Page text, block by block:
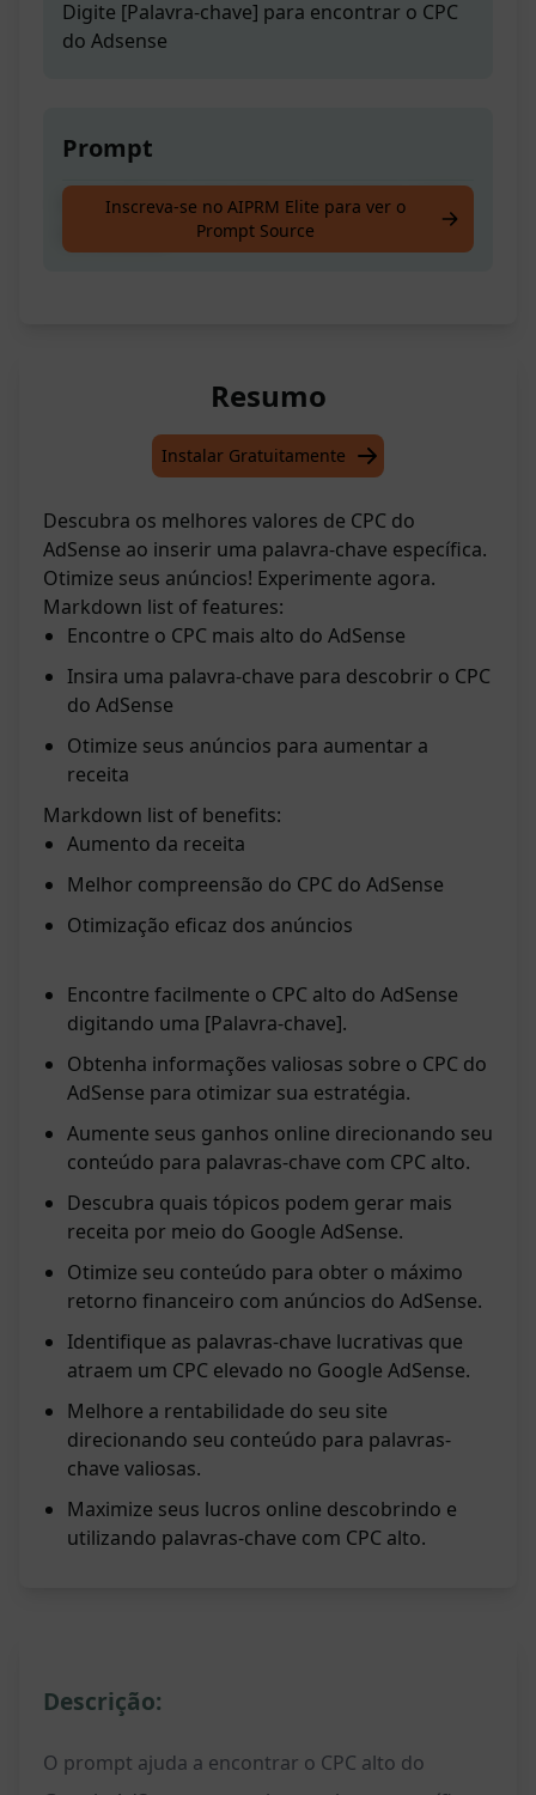
Digite [Palavra-chave] para encontrar o CPC
do Adsense
Prompt
Digite [Palavra-chave] para encontrar o CPC
Inscreva-se no AIPRM Elite para ver o
Prompt Source
Resumo
Instalar Gratuitamente
Descubra os melhores valores de CPC do
AdSense ao inserir uma palavra-chave específica.
Otimize seus anúncios! Experimente agora.
Markdown list of features:
Encontre o CPC mais alto do AdSense
Insira uma palavra-chave para descobrir o CPC
do AdSense
Otimize seus anúncios para aumentar a
receita
Markdown list of benefits:
Aumento da receita
Melhor compreensão do CPC do AdSense
Otimização eficaz dos anúncios
Encontre facilmente o CPC alto do AdSense
digitando uma [Palavra-chave].
Obtenha informações valiosas sobre o CPC do
AdSense para otimizar sua estratégia.
Aumente seus ganhos online direcionando seu
conteúdo para palavras-chave com CPC alto.
Descubra quais tópicos podem gerar mais
receita por meio do Google AdSense.
Otimize seu conteúdo para obter o máximo
retorno financeiro com anúncios do AdSense.
Identifique as palavras-chave lucrativas que
atraem um CPC elevado no Google AdSense.
Melhore a rentabilidade do seu site
direcionando seu conteúdo para palavras-
chave valiosas.
Maximize seus lucros online descobrindo e
utilizando palavras-chave com CPC alto.
Descrição:
O prompt ajuda a encontrar o CPC alto do